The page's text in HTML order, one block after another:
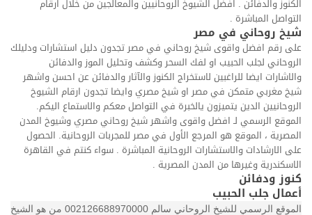
الكنوز والدفائن . افضل الشيوخ الروحانيين والمعالجين من خلال ارقام
التواصل المباشرة .
شيخ روحاني في مصر
على رقم افضل واقوى شيخ روحاني في مصر تجدون دليل استشارات ودليلك
الروحاني لجلب الحبيب او لفك السحر وكشف وتحليل الموز والدفائن
والاشارات ايضا للراغبين لاستخراج الكنوز والآثار والدفائن عن احسن واشهر
شيخ مغربي متمكن في مصر او شيخ مصري وايضا تجدون ارقام الشيوخ
الروحانيين الدين يتميزون يالخبرة في التواصل معكم والاستماع اليكم.
الموقع الرسمي لـ افضل واقوى واشهر شيخ روحاني مصري وشيوخ المدن
المصرية ، الموقع هو المرجع الأول في مصر للمجربات الروحانية. الحصول
على الارشادات والاستشارات الروحانية المباشرة . سواء كنتم في القاهرة
الاسكندرية وغيرها من المدن المصرية .
كنوز ودفائن
أعمال جلب الحبيب
الموقع الرسمي للشيخ الروحاني سالم 002126688970000 من هو الشيخ